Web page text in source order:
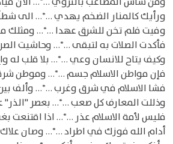
ورأيك كالمنار الضخم يهدي …*… الى
وفيت فلم تخن للشرق عهدا …*… ومثلك
فأكدت الصلات به لتبقى …*… وحاشيت
وكيف يتاح للانسان وعي …*… بلا قلب له
فإن مواطن الاسلام جسم …*… وموطن
فشا الاسلام في شرق وغرب …*… وألف
وذللت المعارف كل صعب …*… بعصر "الذر"
فليس لأمة الاسلام عذر …*… اذا اقتنعت
أدام الله فوزك في اطراد …*… وصان علاك